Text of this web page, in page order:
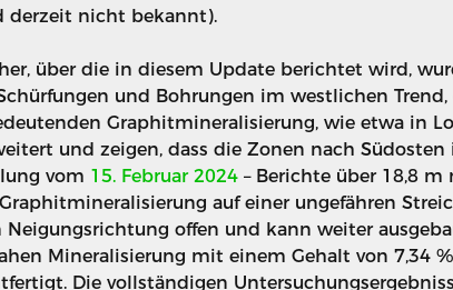
derzeit nicht bekannt).
über die in diesem Update berichtet wird,
und Bohrungen im westlichen
Graphitmineralisierung, wie etwa in
und zeigen, dass die Zonen nach
vom 15. Februar 2024 – Berichte über 18,8
auf einer ungefähren
Neigungsrichtung offen und kann weiter
Mineralisierung mit einem Gehalt von 7,34
Die vollständigen